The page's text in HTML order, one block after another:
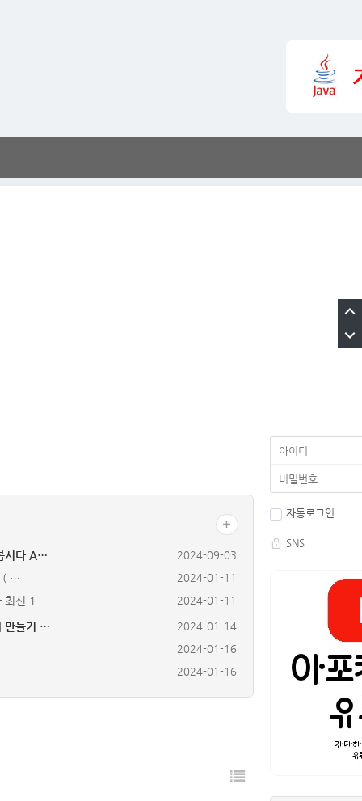
만들기 …
2024-01-14
2024-01-16
2024-01-16
2024-01-14
시다 A… 2024-09-03
( … 2024-01-11
최신 1… 2024-01-11
자동로그인
SNS